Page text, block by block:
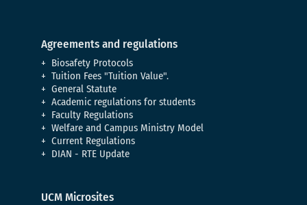
Agreements and regulations
Biosafety Protocols
Tuition Fees "Tuition Value".
General Statute
Academic regulations for students
Faculty Regulations
Welfare and Campus Ministry Model
Current Regulations
DIAN - RTE Update
UCM Microsites